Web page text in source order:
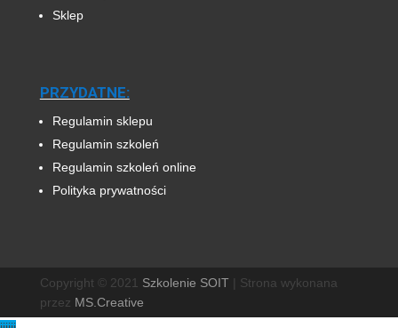
Sklep
PRZYDATNE:
Regulamin sklepu
Regulamin szkoleń
Regulamin szkoleń online
Polityka prywatności
Copyright © 2021 Szkolenie SOIT| Strona wykonana
przez MS.Creative